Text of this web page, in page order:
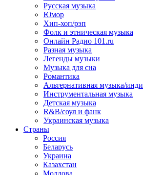
Русская музыка
Юмор
Хип-хоп/рэп
Фолк и этническая музыка
Онлайн Радио 101.ru
Разная музыка
Легенды музыки
Музыка для сна
Романтика
Альтернативная музыка/инди
Инструментальная музыка
Детская музыка
R&B/cоул и фанк
Украинская музыка
Страны
Россия
Беларусь
Украина
Казахстан
Молдова